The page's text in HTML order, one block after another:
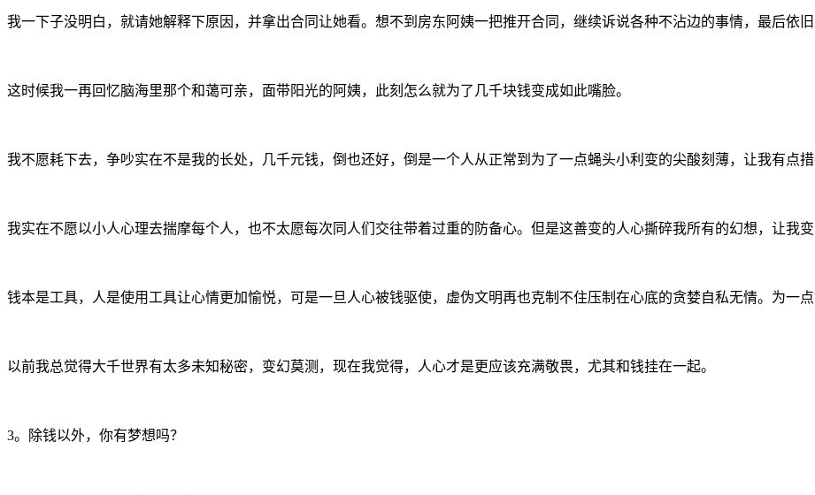
我一下子没明白，就请她解释下原因，并拿出合同让她看。想不到房东阿姨一把推开合同，继续诉说各种不沾边的事情，最后依旧
这时候我一再回忆脑海里那个和蔼可亲，面带阳光的阿姨，此刻怎么就为了几千块钱变成如此嘴脸。
我不愿耗下去，争吵实在不是我的长处，几千元钱，倒也还好，倒是一个人从正常到为了一点蝇头小利变的尖酸刻薄，让我有点措
我实在不愿以小人心理去揣摩每个人，也不太愿每次同人们交往带着过重的防备心。但是这善变的人心撕碎我所有的幻想，让我
钱本是工具，人是使用工具让心情更加愉悦，可是一旦人心被钱驱使，虚伪文明再也克制不住压制在心底的贪婪自私无情。为一
以前我总觉得大千世界有太多未知秘密，变幻莫测，现在我觉得，人心才是更应该充满敬畏，尤其和钱挂在一起。
3。除钱以外，你有梦想吗？